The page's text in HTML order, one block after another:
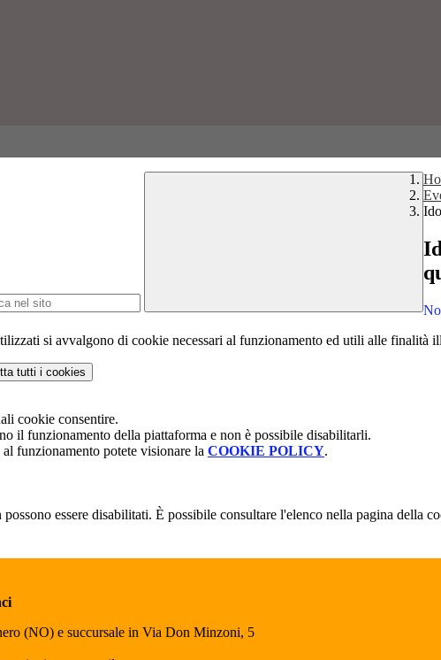
si avvalgono di cookie necessari al funzionamento ed utili alle finalità
tutti i cookies
cookie consentire.
il funzionamento della piattaforma e non è possibile disabilitarli.
funzionamento potete visionare la COOKIE POLICY.
essere disabilitati. È possibile consultare l'elenco nella pagina della
(NO) e succursale in Via Don Minzoni, 5